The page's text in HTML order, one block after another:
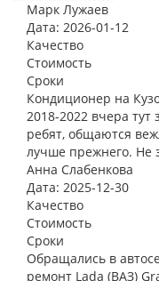
Марк Лужаев
Дата: 2026-01-12
Качество
Стоимость
Сроки
Кондиционер на
2018-2022 вчера
ребят, общаются
лучше прежнего. Не
Анна Слабенкова
Дата: 2025-12-30
Качество
Стоимость
Сроки
Обращались в
ремонт Lada (ВАЗ)